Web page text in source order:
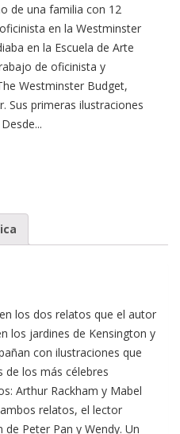
de una familia con 12
en la Westminster
en la Escuela de Arte
de oficinista y
Westminster Budget,
Sus primeras ilustraciones
los dos relatos que el autor
los jardines de Kensington y
con ilustraciones que
los más célebres
Arthur Rackham y Mabel
relatos, el lector
Peter Pan y Wendy. Un